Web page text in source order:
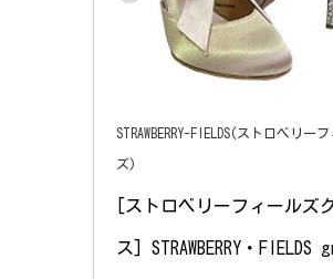
STRAWBERRY-FIELDS(ストロベリー
ズ)
[ストロベリーフィールズ
ス] STRAWBERRY・FIELDS